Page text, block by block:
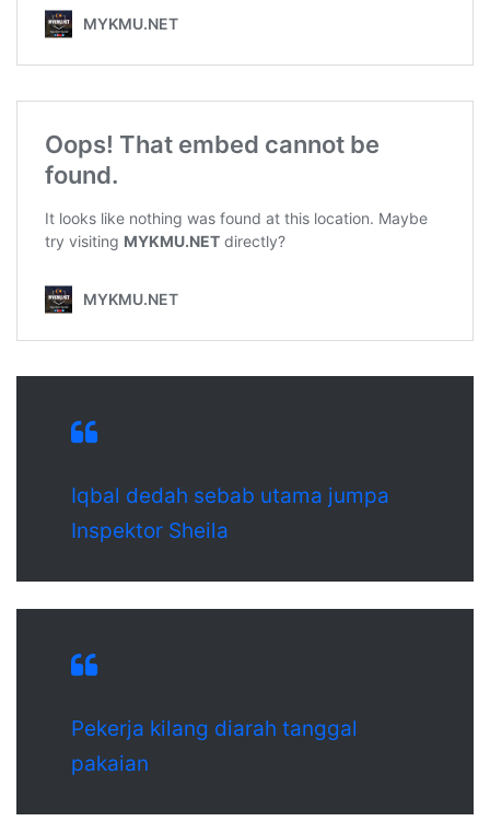
Iqbal dedah sebab utama jumpa
Inspektor Sheila
Pekerja kilang diarah tanggal
pakaian